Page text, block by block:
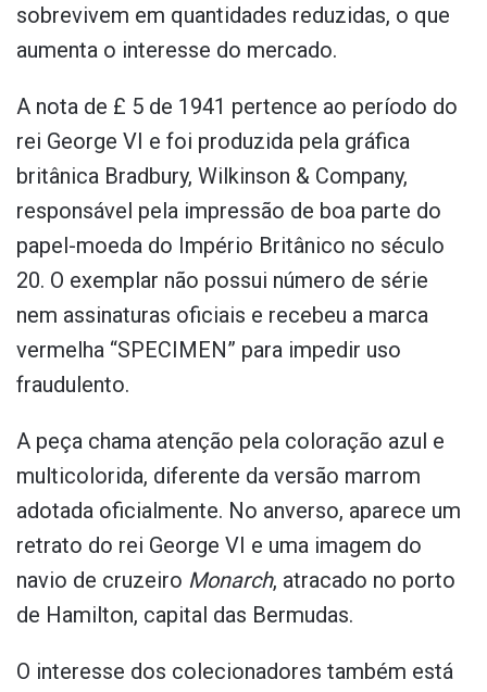
sobrevivem em quantidades reduzidas, o que
aumenta o interesse do mercado.
A nota de £ 5 de 1941 pertence ao período do
rei George VI e foi produzida pela gráfica
britânica Bradbury, Wilkinson & Company,
responsável pela impressão de boa parte do
papel-moeda do Império Britânico no século
20. O exemplar não possui número de série
nem assinaturas oficiais e recebeu a marca
vermelha “SPECIMEN” para impedir uso
fraudulento.
A peça chama atenção pela coloração azul e
multicolorida, diferente da versão marrom
adotada oficialmente. No anverso, aparece um
retrato do rei George VI e uma imagem do
navio de cruzeiro Monarch, atracado no porto
de Hamilton, capital das Bermudas.
O interesse dos colecionadores também está